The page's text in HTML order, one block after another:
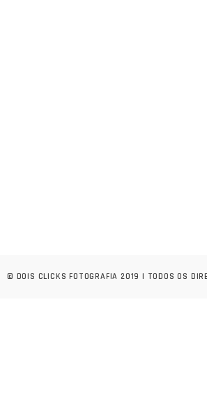
© DOIS CLICKS FOTOGRAFIA 2019 | TODOS OS